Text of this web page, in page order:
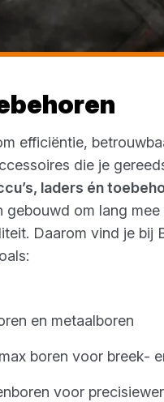
efficiëntie,
die je
laders én
gebouwd om lang
Daarom vind je
en metaalboren
boren voor breek-
voor